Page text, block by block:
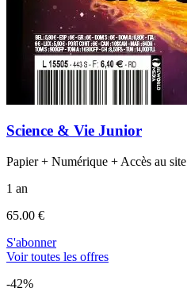
Science & Vie Junior
Papier + Numérique + Accès au site
1 an
65.00 €
S'abonner
Voir toutes les offres
-42%